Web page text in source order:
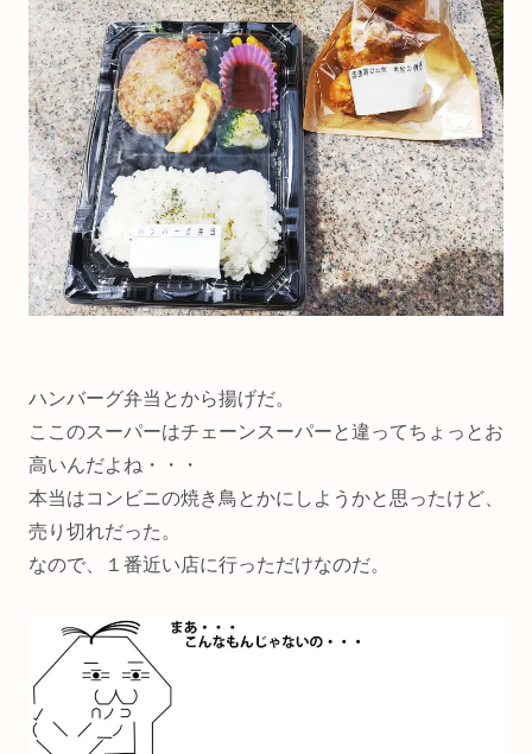
ハンバーグ弁当とから揚げだ。
ここのスーパーはチェーンスーパーと違ってちょっとお
高いんだよね・・・
本当はコンビニの焼き鳥とかにしようかと思ったけど、
売り切れだった。
なので、１番近い店に行っただけなのだ。